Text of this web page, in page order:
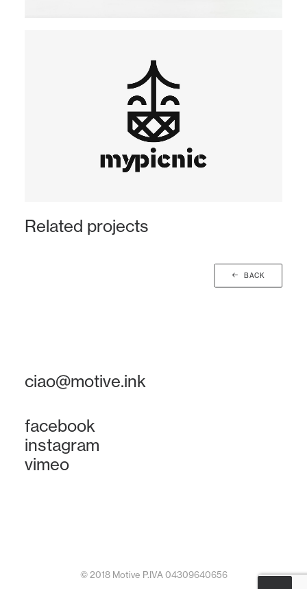
Related projects
BACK
ciao@motive.ink
facebook
instagram
vimeo
© 2018 Motive P.IVA 04309640656